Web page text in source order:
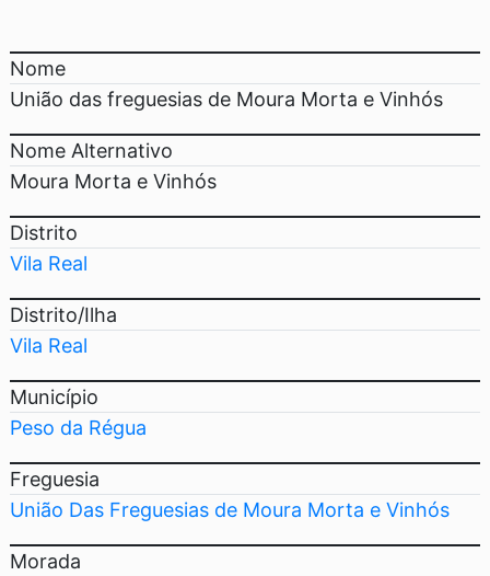
Nome
União das freguesias de Moura Morta e Vinhós
Nome Alternativo
Moura Morta e Vinhós
Distrito
Vila Real
Distrito/Ilha
Vila Real
Município
Peso da Régua
Freguesia
União Das Freguesias de Moura Morta e Vinhós
Morada